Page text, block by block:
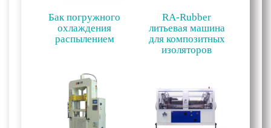
Бак погружного
охлаждения
распылением
RA-Rubber
литьевая машина
для композитных
изоляторов